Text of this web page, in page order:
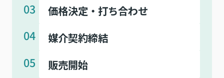
価格決定・打ち合わせ
03
媒介契約締結
04
販売開始
05